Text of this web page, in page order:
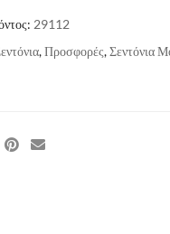
29112
,Προσφορές,Σεντόνια